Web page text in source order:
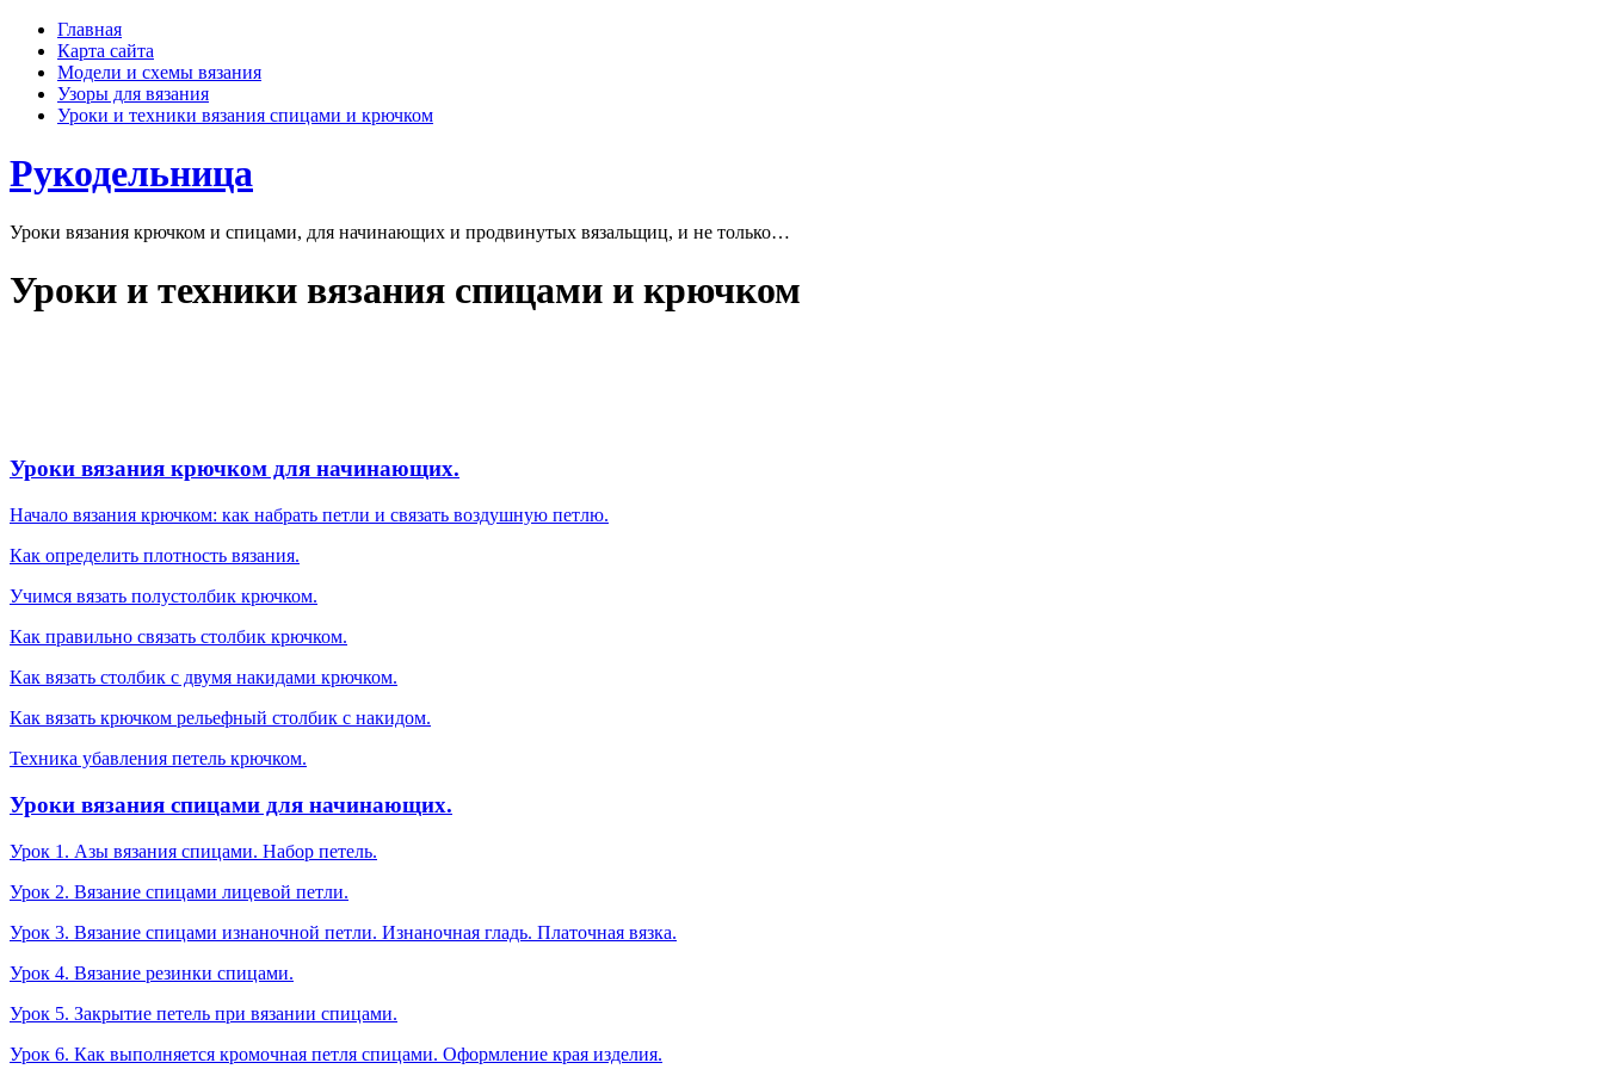
Главная
Карта сайта
Модели и схемы вязания
Узоры для вязания
Уроки и техники вязания спицами и крючком
Рукодельница
Уроки вязания крючком и спицами, для начинающих и продвинутых вязальщиц, и не только…
Уроки и техники вязания спицами и крючком
Уроки вязания крючком для начинающих.
Начало вязания крючком: как набрать петли и связать воздушную петлю.
Как определить плотность вязания.
Учимся вязать полустолбик крючком.
Как правильно связать столбик крючком.
Как вязать столбик с двумя накидами крючком.
Как вязать крючком рельефный столбик с накидом.
Техника убавления петель крючком.
Уроки вязания спицами для начинающих.
Урок 1. Азы вязания спицами. Набор петель.
Урок 2. Вязание спицами лицевой петли.
Урок 3. Вязание спицами изнаночной петли. Изнаночная гладь. Платочная вязка.
Урок 4. Вязание резинки спицами.
Урок 5. Закрытие петель при вязании спицами.
Урок 6. Как выполняется кромочная петля спицами. Оформление края изделия.